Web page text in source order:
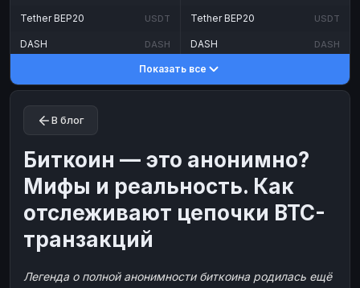
Tether BEP20 USDT
DASH DASH
TON
TRX
Ether Classic
Solana
Ripple
Tether BEP20 USDT
DASH DASH
Toncoin
Solana
ЭЛЕКТРОННЫЕ ДЕНЬГИ
Показать все
В блог
Биткоин — это анонимно?
Мифы и реальность. Как
отслеживают цепочки BTC-
транзакций
Легенда о полной анонимности биткоина родилась ещё